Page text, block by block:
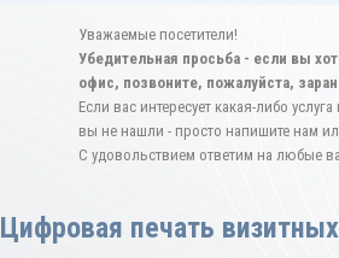
Уважаемые посетители!
Убедительная просьба - если вы
офис, позвоните, пожалуйста,
Если вас интересует какая-либо
вы не нашли - просто напишите нам
С удовольствием ответим на любые
Цифровая печать